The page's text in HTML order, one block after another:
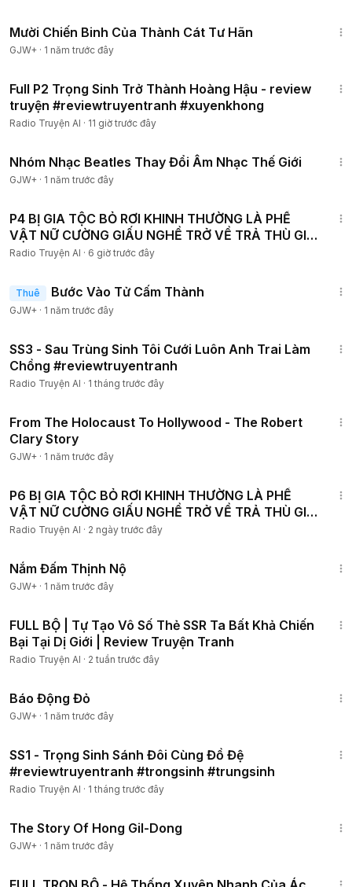
Mười Chiến Binh Của Thành Cát Tư Hãn
GJW+ · 1 năm trước đây
Full P2 Trọng Sinh Trở Thành Hoàng Hậu - review
truyện #reviewtruyentranh #xuyenkhong
Radio Truyện AI · 11 giờ trước đây
Nhóm Nhạc Beatles Thay Đổi Âm Nhạc Thế Giới
GJW+ · 1 năm trước đây
P4 BỊ GIA TỘC BỎ RƠI KHINH THƯỜNG LÀ PHẾ
VẬT NỮ CƯỜNG GIẤU NGHỀ TRỞ VỀ TRẢ THÙ GIẢ
THIÊN KIM GIẢ
Radio Truyện AI · 6 giờ trước đây
Thuê Bước Vào Tử Cấm Thành
GJW+ · 1 năm trước đây
SS3 - Sau Trùng Sinh Tôi Cưới Luôn Anh Trai Làm
Chồng #reviewtruyentranh
Radio Truyện AI · 1 tháng trước đây
From The Holocaust To Hollywood - The Robert
Clary Story
GJW+ · 1 năm trước đây
P6 BỊ GIA TỘC BỎ RƠI KHINH THƯỜNG LÀ PHẾ
VẬT NỮ CƯỜNG GIẤU NGHỀ TRỞ VỀ TRẢ THÙ GIẢ
THIÊN KIM GIẢ
Radio Truyện AI · 2 ngày trước đây
Nắm Đấm Thịnh Nộ
GJW+ · 1 năm trước đây
FULL BỘ | Tự Tạo Vô Số Thẻ SSR Ta Bất Khả Chiến
Bại Tại Dị Giới | Review Truyện Tranh
Radio Truyện AI · 2 tuần trước đây
Báo Động Đỏ
GJW+ · 1 năm trước đây
SS1 - Trọng Sinh Sánh Đôi Cùng Đồ Đệ
#reviewtruyentranh #trongsinh #trungsinh
Radio Truyện AI · 1 tháng trước đây
The Story Of Hong Gil-Dong
GJW+ · 1 năm trước đây